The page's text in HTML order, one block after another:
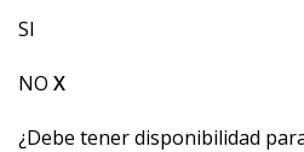
SI
NO X
¿Debe tener disponibilidad